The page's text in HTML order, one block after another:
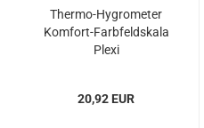
Thermo-Hygrometer
Komfort-Farbfeldskala
Plexi
20,92 EUR